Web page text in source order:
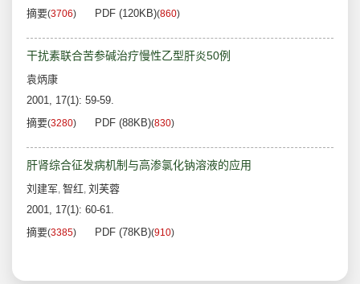
摘要(3706) PDF (120KB)(860)
干扰素联合苦参碱治疗慢性乙型肝炎50例
袁炳康
2001, 17(1): 59-59.
摘要(3280) PDF (88KB)(830)
肝肾综合征发病机制与高渗氯化钠溶液的应用
刘建军, 智红, 刘芙蓉
2001, 17(1): 60-61.
摘要(3385) PDF (78KB)(910)